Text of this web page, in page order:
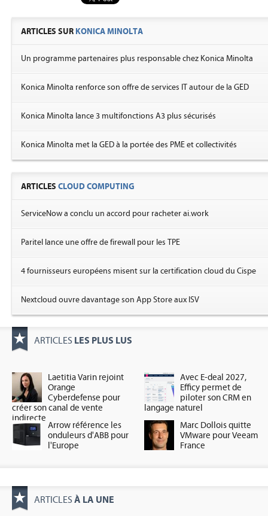
ARTICLES SUR KONICA MINOLTA
Un programme partenaires plus responsable chez Konica Minolta
Konica Minolta renforce son offre de services IT autour de la GED
Konica Minolta lance 3 multifonctions A3 plus sécurisés
Konica Minolta met la GED à la portée des PME et collectivités
ARTICLES CLOUD COMPUTING
ServiceNow a conclu un accord pour racheter ai.work
Paritel lance une offre de firewall pour les TPE
4 fournisseurs européens misent sur la certification cloud du Cispe
Nextcloud ouvre davantage son App Store aux ISV
ARTICLES LES PLUS LUS
Laetitia Varin rejoint
Orange
Cyberdefense pour
créer son canal de vente
indirecte
Avec E-deal 2027,
Efficy permet de
piloter son CRM en
langage naturel
Arrow référence les
onduleurs d'ABB pour
l'Europe
Marc Dollois quitte
VMware pour Veeam
France
ARTICLES À LA UNE